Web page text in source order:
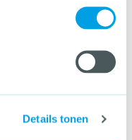
Details tonen
de eigen